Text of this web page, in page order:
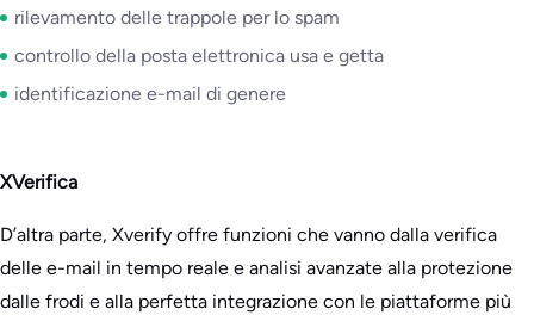
rilevamento delle trappole per lo spam
controllo della posta elettronica usa e getta
identificazione e-mail di genere
XVerifica
D’altra parte, Xverify offre funzioni che vanno dalla verifica
delle e-mail in tempo reale e analisi avanzate alla protezione
dalle frodi e alla perfetta integrazione con le piattaforme più